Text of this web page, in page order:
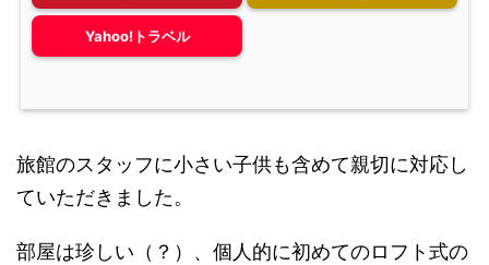
Yahoo!トラベル
旅館のスタッフに小さい子供も含めて親切に対応し
ていただきました。
部屋は珍しい（？）、個人的に初めてのロフト式の